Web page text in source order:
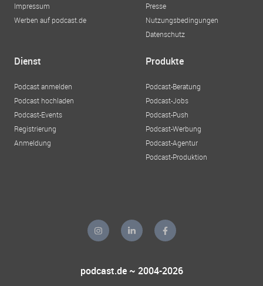
Impressum
Werben auf podcast.de
Presse
Nutzungsbedingungen
Datenschutz
Dienst
Podcast anmelden
Podcast hochladen
Podcast-Events
Registrierung
Anmeldung
Produkte
Podcast-Beratung
Podcast-Jobs
Podcast-Push
Podcast-Werbung
Podcast-Agentur
Podcast-Produktion
podcast.de ~ 2004-2026